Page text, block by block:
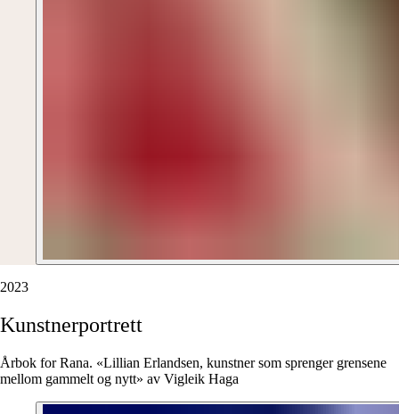
2023
Kunstnerportrett
Årbok for Rana. «Lillian Erlandsen, kunstner som sprenger grensene
mellom gammelt og nytt» av Vigleik Haga